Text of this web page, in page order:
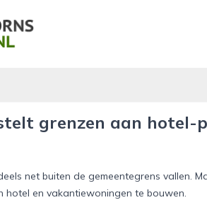
grenzen aan hotel-
net buiten de gemeentegrens vallen.
hotel en vakantiewoningen te bouwen.